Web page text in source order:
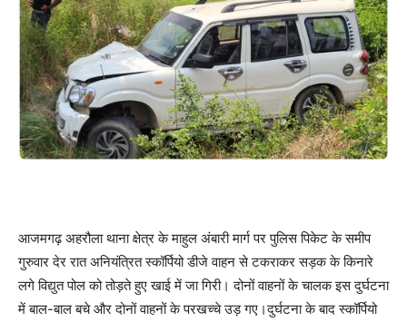
आजमगढ़ अहरौला थाना क्षेत्र के माहुल अंबारी मार्ग पर पुलिस पिकेट के समीप
गुरुवार देर रात अनियंत्रित स्कॉर्पियो डीजे वाहन से टकराकर सड़क के किनारे
लगे विद्युत पोल को तोड़ते हुए खाई में जा गिरी। दोनों वाहनों के चालक इस दुर्घटना
में बाल-बाल बचे और दोनों वाहनों के परखच्चे उड़ गए।दुर्घटना के बाद स्कॉर्पियो